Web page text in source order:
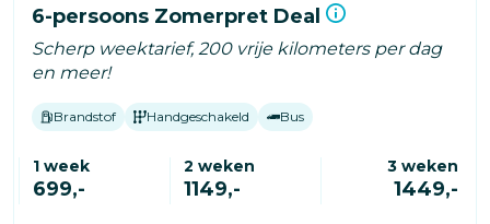
6-persoons Zomerpret Deal
Scherp weektarief, 200 vrije kilometers per dag
en meer!
Brandstof Handgeschakeld Bus
1 week
699,-
2 weken
1149,-
3 weken
1449,-